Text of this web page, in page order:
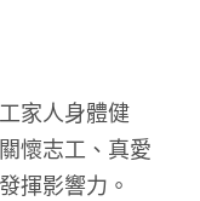
家人身體健
懷志工、真愛
揮影響力。